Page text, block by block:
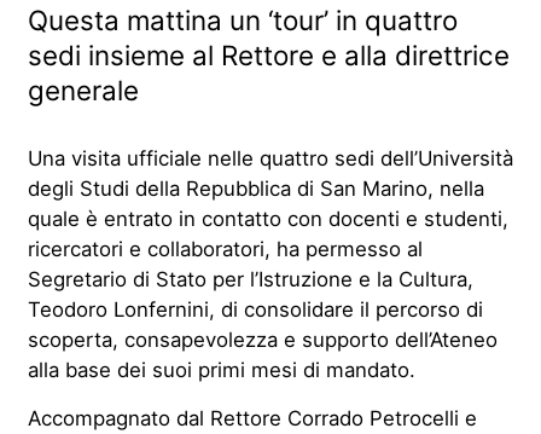
Questa mattina un ‘tour’ in quattro
sedi insieme al Rettore e alla direttrice
generale
Una visita ufficiale nelle quattro sedi dell’Università
degli Studi della Repubblica di San Marino, nella
quale è entrato in contatto con docenti e studenti,
ricercatori e collaboratori, ha permesso al
Segretario di Stato per l’Istruzione e la Cultura,
Teodoro Lonfernini, di consolidare il percorso di
scoperta, consapevolezza e supporto dell’Ateneo
alla base dei suoi primi mesi di mandato.
Accompagnato dal Rettore Corrado Petrocelli e